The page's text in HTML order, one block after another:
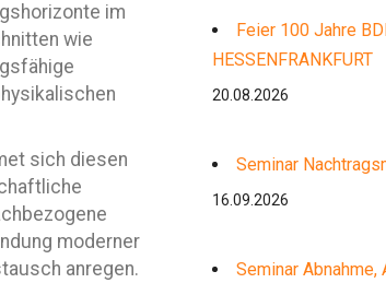
im
wie
sich diesen
moderner
anregen.
Feier 100 Jahre
HESSENFRANKFURT
20.08.2026
Seminar
16.09.2026
Seminar Abnahme,